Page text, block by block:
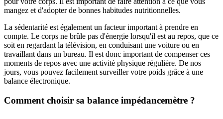
mangez et d'adopter de bonnes habitudes nutritionnelles.
La sédentarité est également un facteur important à prendre en
compte. Le corps ne brûle pas d'énergie lorsqu'il est au repos, que ce
soit en regardant la télévision, en conduisant une voiture ou en
travaillant dans un bureau. Il est donc important de compenser ces
moments de repos avec une activité physique régulière. De nos
jours, vous pouvez facilement surveiller votre poids grâce à une
balance électronique.
Comment choisir sa balance impédancemètre ?